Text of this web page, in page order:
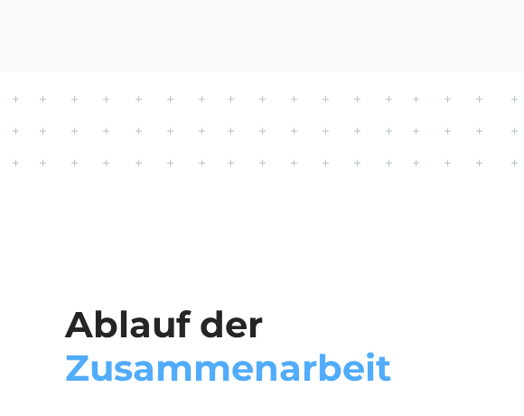
Ablauf der
Zusammenarbeit